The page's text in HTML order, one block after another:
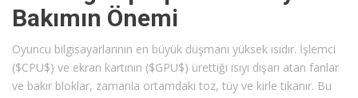
Bakımın Önemi
Oyuncu bilgisayarlarının en büyük düşmanı yüksek ısıdır. İşlemci
($CPU$) ve ekran kartının ($GPU$) ürettiği ısıyı dışarı atan fanlar
ve bakır bloklar, zamanla ortamdaki toz, tüy ve kirle tıkanır. Bu